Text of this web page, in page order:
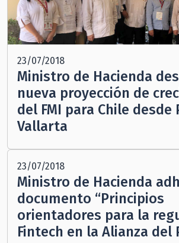
23/07/2018
Ministro de Hacienda
nueva proyección de
del FMI para Chile desde
Vallarta
23/07/2018
Ministro de Hacienda
documento “Principios
orientadores para la
Fintech en la Alianza del